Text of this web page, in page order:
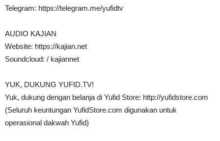
Telegram: https://telegram.me/yufidtv
AUDIO KAJIAN
Website: https://kajian.net
Soundcloud: / kajiannet
YUK, DUKUNG YUFID.TV!
Yuk, dukung dengan belanja di Yufid Store: http://yufidstore.com
(Seluruh keuntungan YufidStore.com digunakan untuk
operasional dakwah Yufid)